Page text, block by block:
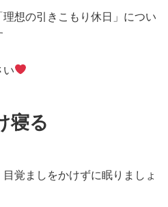
想の引きこもり休日」につい
い
寝る
覚ましをかけずに眠りましょ